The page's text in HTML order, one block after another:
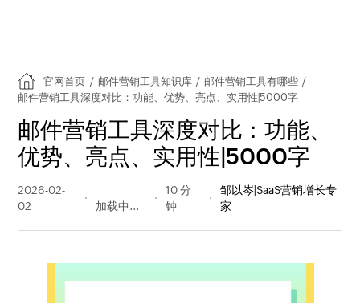
官网首页 / 邮件营销工具知识库 / 邮件营销工具有哪些 /
邮件营销工具深度对比：功能、优势、亮点、实用性|5000字
邮件营销工具深度对比：功能、
优势、亮点、实用性|5000字
2026-02-
02
量
10 分
钟
邹以岑|SaaS营销增长专
家